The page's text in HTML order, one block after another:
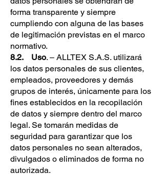
forma transparente y siempre
cumpliendo con alguna de las bases
de legitimación previstas en el marco
normativo.
8.2. Uso. – ALLTEX S.A.S. utilizará
los datos personales de sus clientes,
empleados, proveedores y demás
grupos de interés, únicamente para los
fines establecidos en la recopilación
de datos y siempre dentro del marco
legal. Se tomarán medidas de
seguridad para garantizar que los
datos personales no sean alterados,
divulgados o eliminados de forma no
autorizada.